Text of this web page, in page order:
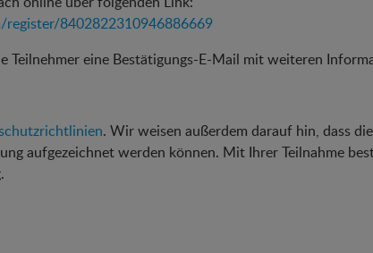
8402822310946886669
Teilnehmer eine Bestätigungs-E-Mail mit weiteren
. Wir weisen außerdem darauf hin, dass
aufgezeichnet werden können. Mit Ihrer Teilnahme